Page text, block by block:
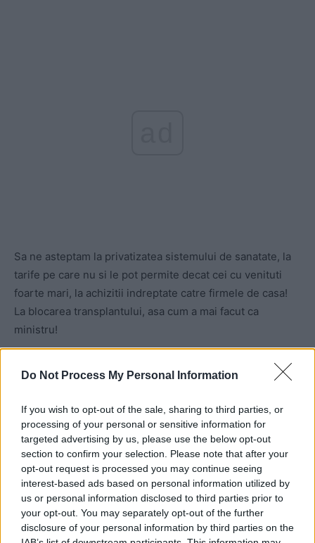
Do Not Process My Personal Information
If you wish to opt-out of the sale, sharing to third parties, or
processing of your personal or sensitive information for
targeted advertising by us, please use the below opt-out
section to confirm your selection. Please note that after your
opt-out request is processed you may continue seeing
interest-based ads based on personal information utilized by
us or personal information disclosed to third parties prior to
your opt-out. You may separately opt-out of the further
disclosure of your personal information by third parties on the
Sa ne asteptam la privatizatea sistemului de sanatate, la
tarife pe care nu si le pot permite decat cei cu venituti
foarte mari, la achizitii indreptate catre firmele de casa!
La blocarea transplantului, asa cum a mai facut ca
ministru!
acordate de primarul Firea, cum ar fi sprijinul financiar
cupluri infertile, analize genetice pentru afectiuni
oncologice etc.
Asta ne asteapta pe toti!
Asta s-a tranzactionat aseara, la masa guvernului!